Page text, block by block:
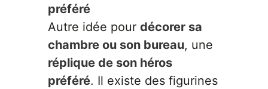
préféré
Autre idée pour décorer sa
chambre ou son bureau, une
réplique de son héros
préféré. Il existe des figurines